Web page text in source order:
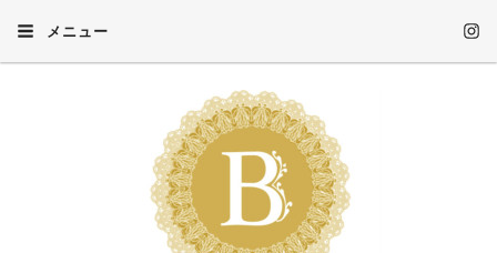
メニュー